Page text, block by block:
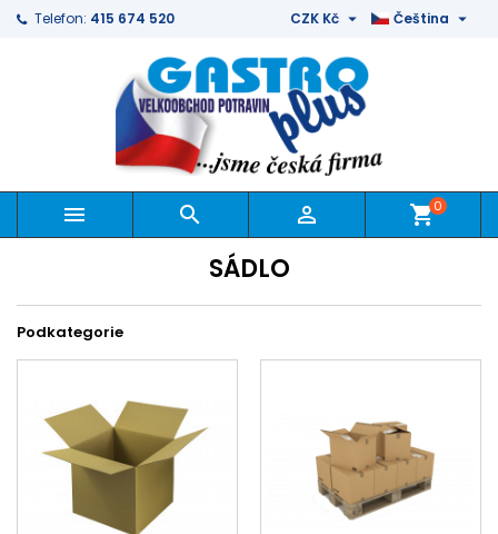
Telefon: 415 674 520 Čeština 
CZK Kč 
   shopping_cart0
SÁDLO
Podkategorie